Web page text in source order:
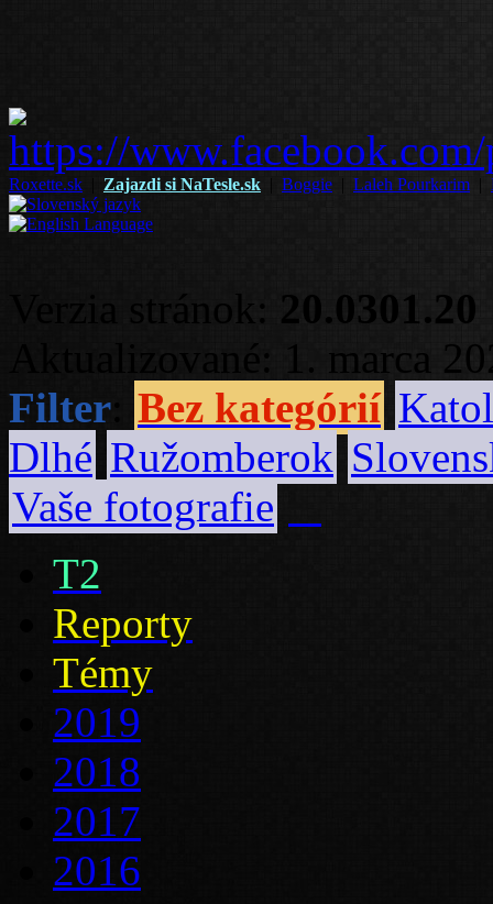
Roxette.sk Zajazdi si NaTesle.sk Boggie Laleh Pourkarim
Verzia stránok: 20.0301.20
Aktualizované: 1. marca
Filter Bez kategórií
Dlhé Ružomberok
Vaše fotografie
T2
Reporty
Témy
2019
2018
2017
2016